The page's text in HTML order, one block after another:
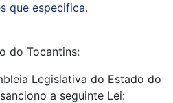
que especifica.
do Tocantins:
Legislativa do Estado do
a seguinte Lei: